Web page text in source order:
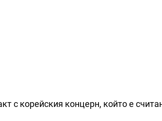
с корейския концерн, който е